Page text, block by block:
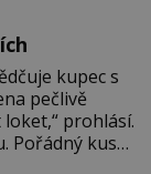
kupec s
pečlivě
prohlásí.
Pořádný kus